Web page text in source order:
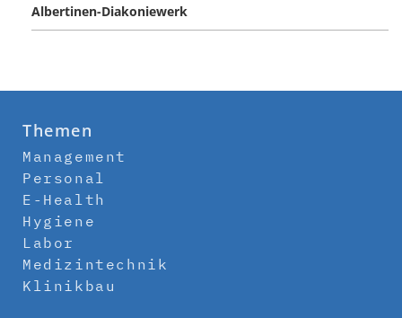
Albertinen-Diakoniewerk
Themen
Management
Personal
E-Health
Hygiene
Labor
Medizintechnik
Klinikbau